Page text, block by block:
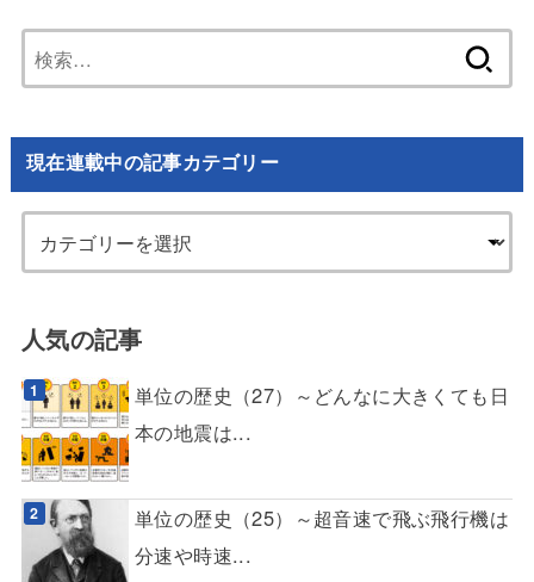
索:
現在連載中の記事カテゴリー
人気の記事
単位の歴史（27）～どんなに大きくても日
本の地震は...
単位の歴史（25）～超音速で飛ぶ飛行機は
分速や時速...